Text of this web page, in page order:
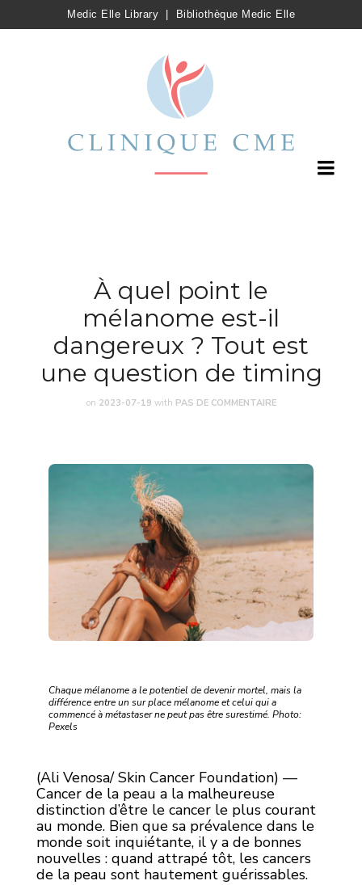
Medic Elle Library Bibliothèque Medic Elle
À quel point le
mélanome est-il
dangereux ? Tout est
une question de timing
on 2023-07-19 with PAS DE COMMENTAIRE
Chaque mélanome a le potentiel de devenir mortel, mais la
différence entre un sur place mélanome et celui qui a
commencé à métastaser ne peut pas être surestimé. Photo:
Pexels
(Ali Venosa/ Skin Cancer Foundation) —
Cancer de la peau a la malheureuse
distinction d’être le cancer le plus courant
au monde. Bien que sa prévalence dans le
monde soit inquiétante, il y a de bonnes
nouvelles : quand attrapé tôt, les cancers
de la peau sont hautement guérissables.